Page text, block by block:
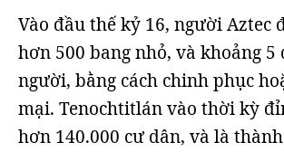
Vào đầu thế kỷ 16, người Aztec
hơn 500 bang nhỏ, và khoảng 5
người, bằng cách chinh phục
mại. Tenochtitlán vào thời kỳ
hơn 140.000 cư dân, và là